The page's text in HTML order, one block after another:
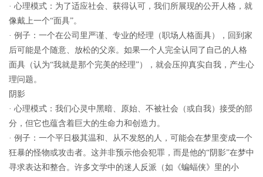
· 心理模式：为了适应社会、获得认可，我们所展现的公开人格，就
像戴上一个“面具”。
· 例子：一个在公司里严谨、专业的经理（职场人格面具），回到家
后可能是个随意、放松的父亲。如果一个人完全认同了自己的人格
面具（认为“我就是那个完美的经理”），就会压抑真实自我，产生心
理问题。
阴影
· 心理模式：我们心灵中黑暗、原始、不被社会（或自我）接受的部
分，但它也蕴含着巨大的生命力和创造力。
· 例子：一个平日极其温和、从不发怒的人，可能会在梦里变成一个
狂暴的怪物或攻击者。这并非预示他会犯罪，而是他的“阴影”在梦中
寻求表达和整合。许多文学中的迷人反派（如《蝙蝠侠》里的小